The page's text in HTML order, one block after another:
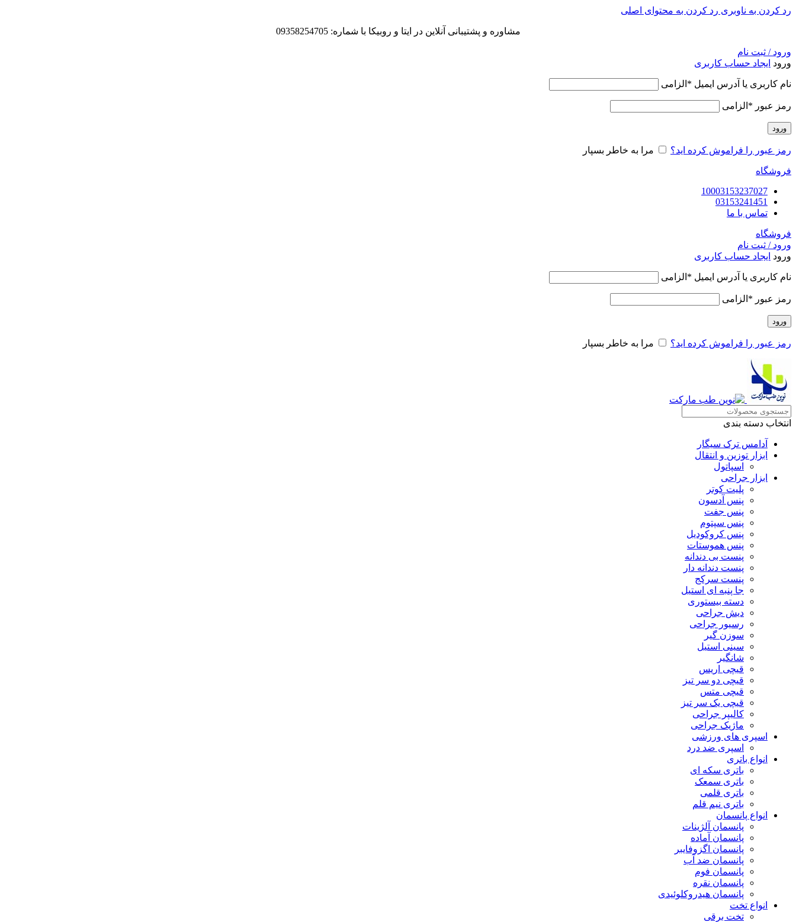
رد کردن به ناوبری رد کردن به محتوای اصلی
مشاوره و پشتیبانی آنلاین در ایتا و روبیکا با شماره: 09358254705
ورود / ثبت نام
ورود ایجاد حساب کاربری
نام کاربری یا آدرس ایمیل * الزامی
رمز عبور * الزامی
ورود
رمز عبور را فراموش کرده اید؟ مرا به خاطر بسپار
فروشگاه
10003153237027
03153241451
تماس با ما
فروشگاه
ورود / ثبت نام
ورود ایجاد حساب کاربری
نام کاربری یا آدرس ایمیل * الزامی
رمز عبور * الزامی
ورود
رمز عبور را فراموش کرده اید؟ مرا به خاطر بسپار
انتخاب دسته بندی
آدامس ترک سیگار
ابزار توزین و انتقال
اسپاتول
ابزار جراحی
پلیت کوتر
پنس آدسون
پنس جفت
پنس سپتوم
پنس کروکودیل
پنس هموستات
پنست بی دندانه
پنست دندانه دار
پنست سرکج
جا پنبه ای استیل
دسته بیستوری
دیش جراحی
رسیور جراحی
سوزن گیر
سینی استیل
شانگیر
قیچی اریس
قیچی دو سر تیز
قیچی متس
قیچی یک سر تیز
کالیپر جراحی
ماژیک جراحی
اسپری های ورزشی
اسپری ضد درد
انواع باتری
باتری سکه ای
باتری سمعک
باتری قلمی
باتری نیم قلم
انواع پانسمان
پانسمان آلژینات
پانسمان آماده
پانسمان اگزوفایبر
پانسمان ضد آب
پانسمان فوم
پانسمان نقره
پانسمان هیدروکلوئیدی
انواع تخت
تخت برقی